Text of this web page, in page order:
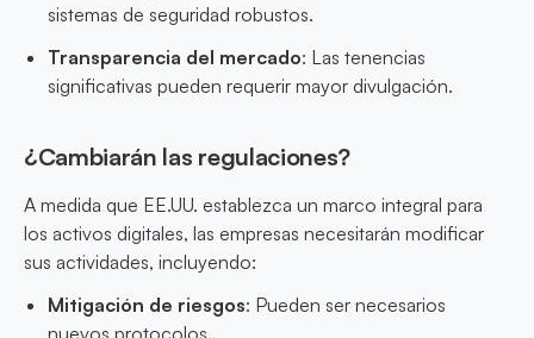
sistemas de seguridad robustos.
Transparencia del mercado: Las tenencias
significativas pueden requerir mayor divulgación.
¿Cambiarán las regulaciones?
A medida que EE.UU. establezca un marco integral para
los activos digitales, las empresas necesitarán modificar
sus actividades, incluyendo:
Mitigación de riesgos: Pueden ser necesarios